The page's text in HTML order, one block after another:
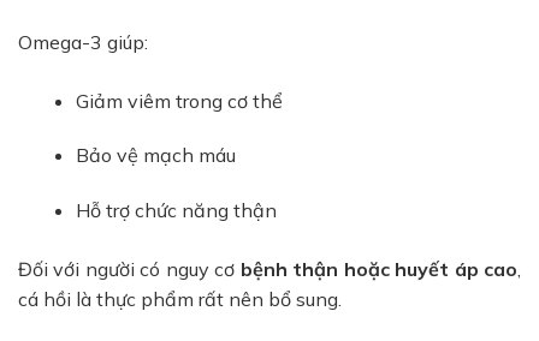
Omega-3 giúp:
Giảm viêm trong cơ thể
Bảo vệ mạch máu
Hỗ trợ chức năng thận
Đối với người có nguy cơ bệnh thận hoặc huyết áp cao,
cá hồi là thực phẩm rất nên bổ sung.